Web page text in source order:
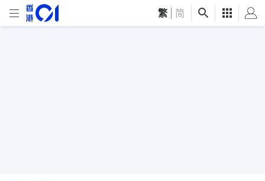
繁 简